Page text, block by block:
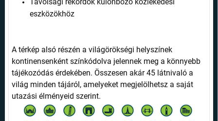
eszközökhöz
A térkép alsó részén a világörökségi helyszínek
kontinensenként színkódolva jelennek meg a könnyebb
tájékozódás érdekében. Összesen akár 45 látnivaló a
világ minden tájáról, amelyeket megjelölhetsz a saját
utazási élményeid szerint.